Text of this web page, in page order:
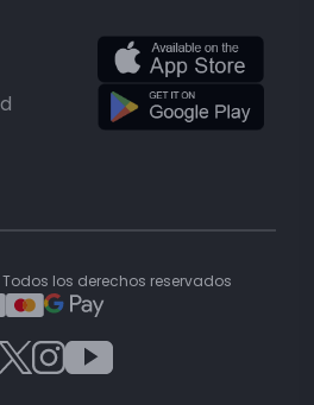
los derechos reservados